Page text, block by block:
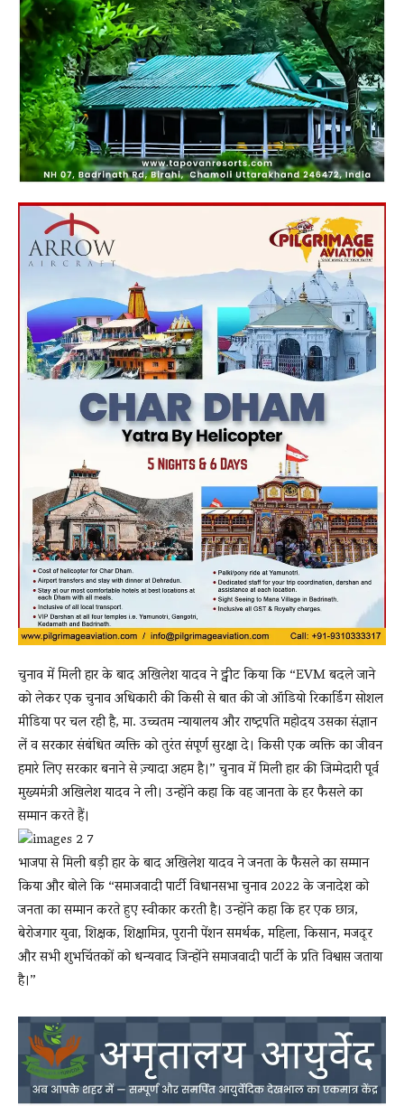
चुनाव में मिली हार के बाद अखिलेश यादव ने ट्वीट किया कि “EVM बदले जाने
को लेकर एक चुनाव अधिकारी की किसी से बात की जो ऑडियो रिकार्डिंग सोशल
मीडिया पर चल रही है, मा. उच्चतम न्यायालय और राष्ट्रपति महोदय उसका संज्ञान
लें व सरकार संबंधित व्यक्ति को तुरंत संपूर्ण सुरक्षा दे। किसी एक व्यक्ति का जीवन
हमारे लिए सरकार बनाने से ज़्यादा अहम है।” चुनाव में मिली हार की जिम्मेदारी पूर्व
मुख्यमंत्री अखिलेश यादव ने ली। उन्होंने कहा कि वह जानता के हर फैसले का
सम्मान करते हैं।
भाजपा से मिली बड़ी हार के बाद अखिलेश यादव ने जनता के फैसले का सम्मान
किया और बोले कि “समाजवादी पार्टी विधानसभा चुनाव 2022 के जनादेश को
जनता का सम्मान करते हुए स्वीकार करती है। उन्होंने कहा कि हर एक छात्र,
बेरोजगार युवा, शिक्षक, शिक्षामित्र, पुरानी पेंशन समर्थक, महिला, किसान, मजदूर
और सभी शुभचिंतकों को धन्यवाद जिन्होंने समाजवादी पार्टी के प्रति विश्वास जताया
है।”